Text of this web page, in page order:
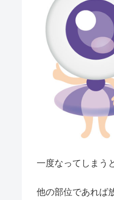
一度なってしまう
他の部位であれば